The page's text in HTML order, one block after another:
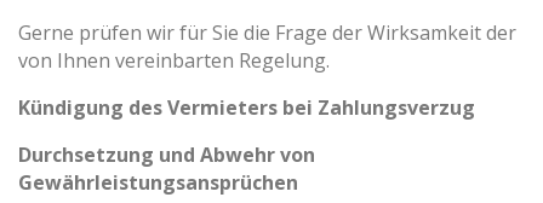
Gerne prüfen wir für Sie die Frage der Wirksamkeit der
von Ihnen vereinbarten Regelung.
Kündigung des Vermieters bei Zahlungsverzug
Durchsetzung und Abwehr von
Gewährleistungsansprüchen